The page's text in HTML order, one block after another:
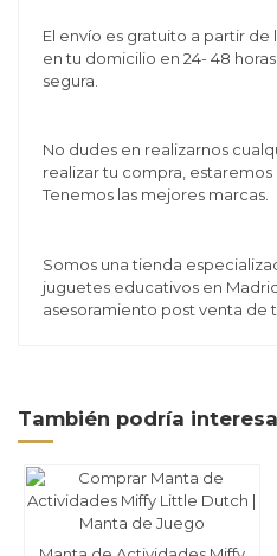
El envío es gratuito a partir de
en tu domicilio en 24- 48
segura.
No dudes en realizarnos
realizar tu compra,
Tenemos las mejores marcas.
Somos una tienda
juguetes educativos en
asesoramiento post venta de
También podría